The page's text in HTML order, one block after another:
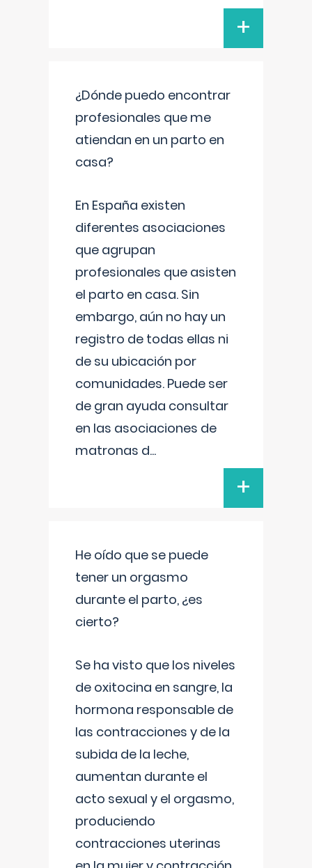
+
¿Dónde puedo encontrar
profesionales que me
atiendan en un parto en
casa?
En España existen
diferentes asociaciones
que agrupan
profesionales que asisten
el parto en casa. Sin
embargo, aún no hay un
registro de todas ellas ni
de su ubicación por
comunidades. Puede ser
de gran ayuda consultar
en las asociaciones de
matronas d...
+
He oído que se puede
tener un orgasmo
durante el parto, ¿es
cierto?
Se ha visto que los niveles
de oxitocina en sangre, la
hormona responsable de
las contracciones y de la
subida de la leche,
aumentan durante el
acto sexual y el orgasmo,
produciendo
contracciones uterinas